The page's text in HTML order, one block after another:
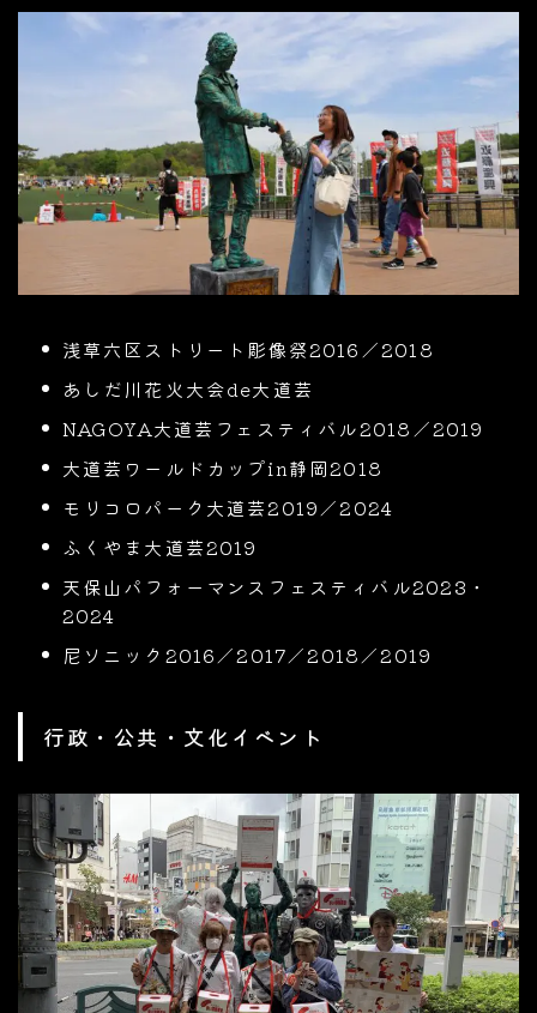
浅草六区ストリート彫像祭2016／2018
あしだ川花火大会de大道芸
NAGOYA大道芸フェスティバル2018／2019
大道芸ワールドカップin静岡2018
モリコロパーク大道芸2019／2024
ふくやま大道芸2019
天保山パフォーマンスフェスティバル2023・
2024
尼ソニック2016／2017／2018／2019
行政・公共・文化イベント